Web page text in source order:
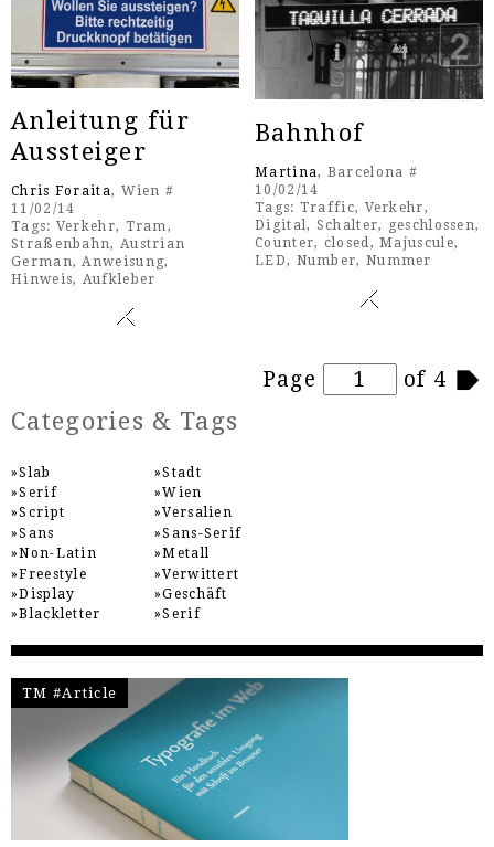
Anleitung für
Aussteiger
Chris Foraita, Wien #
11/02/14
Tags: Verkehr, Tram,
Straßenbahn, Austrian
German,Anweisung,
Hinweis, Aufkleber
Bahnhof
Martina, Barcelona #
10/02/14
Tags: Traffic, Verkehr,
Digital, Schalter, geschlossen,
Counter, closed ,Majuscule,
LED, Number, Nummer
Page of 4
Categories & Tags
Slab
Serif
Script
Sans
Non-Latin
Freestyle
Display
Blackletter
Stadt
Wien
Versalien
Sans-Serif
Metall
Verwittert
Geschäft
Serif
TM #Article